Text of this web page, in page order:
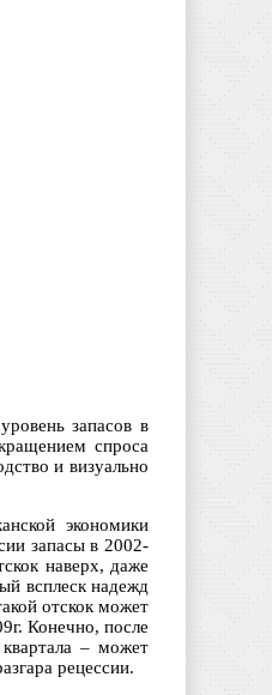
запасов в
спроса
и визуально
экономики
запасы в 2002-
наверх, даже
всплеск надежд
отскок может
Конечно, после
– может
рецессии.